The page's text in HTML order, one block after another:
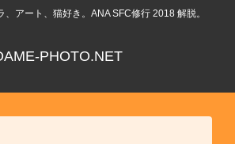
アート、猫好き。ANA SFC修行 2018 解脱。
PHOTO.NET